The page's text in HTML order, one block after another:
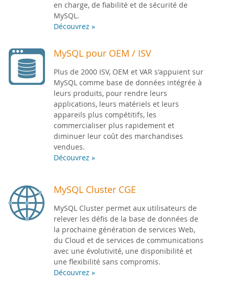
en charge, de fiabilité et de sécurité de
MySQL.
Découvrez »
MySQL pour OEM / ISV
Plus de 2000 ISV, OEM et VAR s'appuient sur
MySQL comme base de données intégrée à
leurs produits, pour rendre leurs
applications, leurs matériels et leurs
appareils plus compétitifs, les
commercialiser plus rapidement et
diminuer leur coût des marchandises
vendues.
Découvrez »
MySQL Cluster CGE
MySQL Cluster permet aux utilisateurs de
relever les défis de la base de données de
la prochaine génération de services Web,
du Cloud et de services de communications
avec une évolutivité, une disponibilité et
une flexibilité sans compromis.
Découvrez »